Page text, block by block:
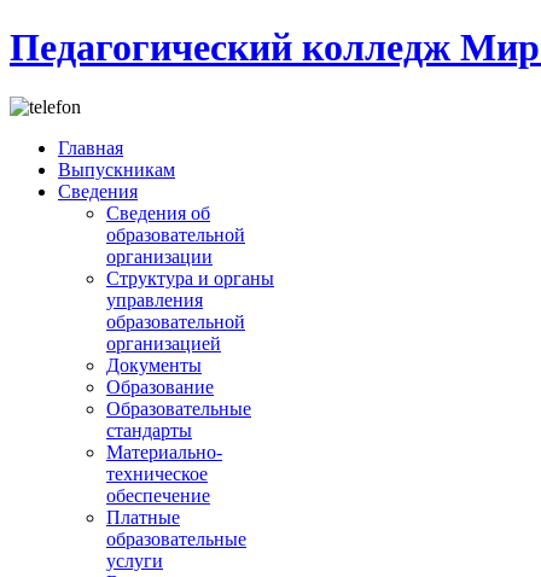
Педагогический колледж
Главная
Выпускникам
Сведения
Сведения об
образовательной
организации
Структура и органы
управления
образовательной
организацией
Документы
Образование
Образовательные
стандарты
Материально-
техническое
обеспечение
Платные
образовательные
услуги